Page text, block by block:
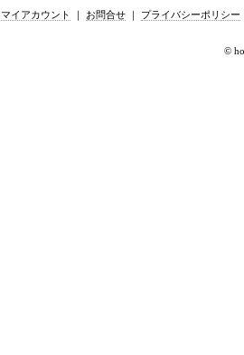
マイアカウント ｜ お問合せ ｜ プライバシーポリシー
©